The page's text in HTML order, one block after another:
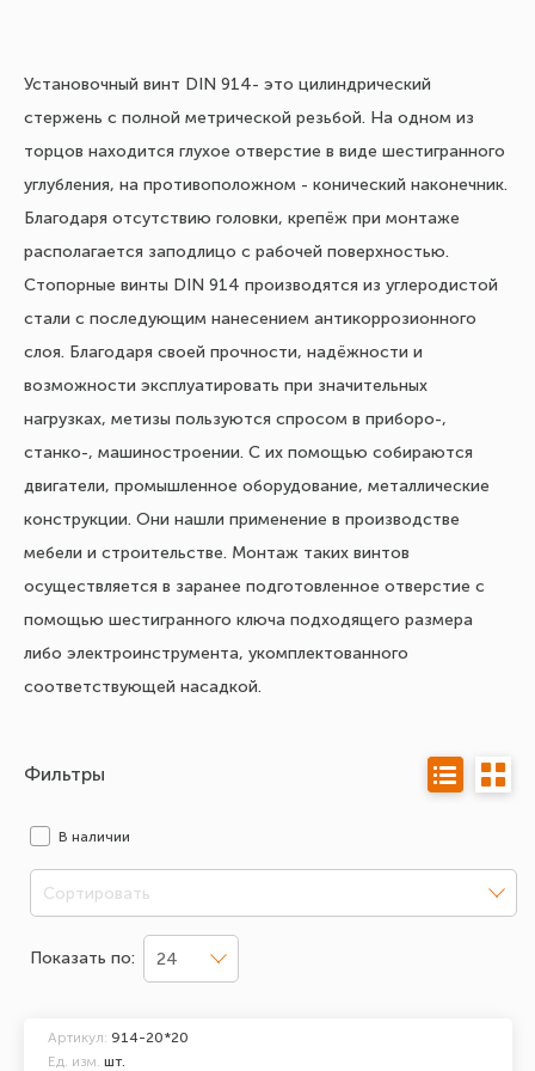
Установочный винт DIN 914- это цилиндрический
стержень с полной метрической резьбой. На одном из
торцов находится глухое отверстие в виде шестигранного
углубления, на противоположном - конический наконечник.
Благодаря отсутствию головки, крепёж при монтаже
располагается заподлицо с рабочей поверхностью.
Стопорные винты DIN 914 производятся из углеродистой
стали с последующим нанесением антикоррозионного
слоя. Благодаря своей прочности, надёжности и
возможности эксплуатировать при значительных
нагрузках, метизы пользуются спросом в приборо-,
станко-, машиностроении. С их помощью собираются
двигатели, промышленное оборудование, металлические
конструкции. Они нашли применение в производстве
мебели и строительстве. Монтаж таких винтов
осуществляется в заранее подготовленное отверстие с
помощью шестигранного ключа подходящего размера
либо электроинструмента, укомплектованного
соответствующей насадкой.
Фильтры
В наличии
Сортировать
Показать по: 24
Артикул: 914-20*20
Ед. изм. шт.